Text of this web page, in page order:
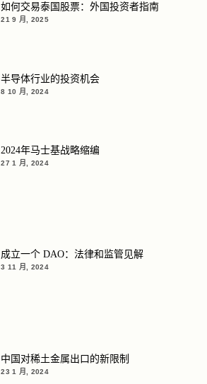
如何交易泰国股票：外国投资者指南
21 9 月, 2025
半导体行业的投资机会
8 10 月, 2024
2024年马士基战略缩编
27 1 月, 2024
成立一个 DAO：法律和监管见解
3 11 月, 2024
中国对稀土金属出口的新限制
23 1 月, 2024